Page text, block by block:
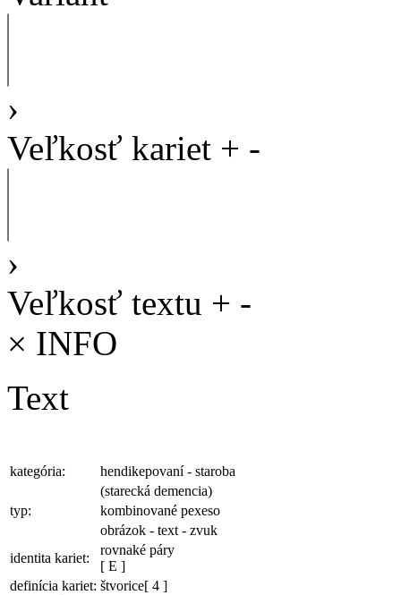
›
Veľkosť kariet + -
›
Veľkosť textu + -
× INFO
Text
kategória:
hendikepovaní - staroba
(starecká demencia)
typ:
kombinované pexeso
obrázok - text - zvuk
identita kariet:
rovnaké páry
[ E ]
definícia kariet: štvorice[ 4 ]